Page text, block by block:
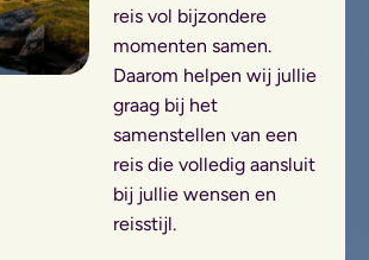
reis vol bijzondere
momenten samen.
Daarom helpen wij jullie
graag bij het
samenstellen van een
reis die volledig aansluit
bij jullie wensen en
reisstijl.